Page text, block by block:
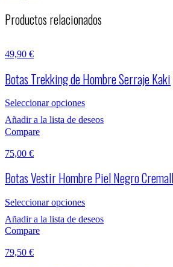
Productos relacionados
49,90 €
Botas Trekking de Hombre Serraje Kaki
Seleccionar opciones
Añadir a la lista de deseos
Compare
75,00 €
Botas Vestir Hombre Piel Negro
Seleccionar opciones
Añadir a la lista de deseos
Compare
79,50 €